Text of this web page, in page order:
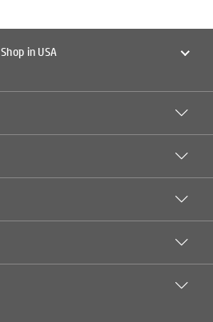
Shop in USA